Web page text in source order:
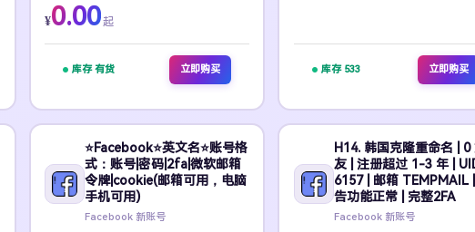
¥0.00起
库存 有货 立即购买 库存 533 立即购买
⭐Facebook⭐英文名⭐账号格
式：账号|密码|2fa|微软邮箱
令牌|cookie(邮箱可用，电脑
手机可用)
Facebook 新账号
H14. 韩国克隆重命名 | 0
友 | 注册超过 1-3 年 |
6157 | 邮箱 TEMPMAIL
告功能正常 | 完整2FA
Facebook 新账号